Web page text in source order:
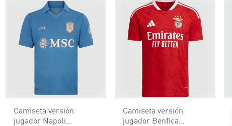
Camiseta versión
jugador Napoli
Camiseta versión
jugador Benfica